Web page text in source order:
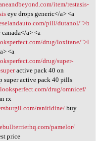
item/restasis-
eye drops generic</a> <a
pill/dutanol/">b
a> <a
drug/loxitane/">l
<a
drug/super-
active pack 40 on
super active pack 40 pills
drug/omnicef/
rx
ranitidine/buy
pamelor/
price